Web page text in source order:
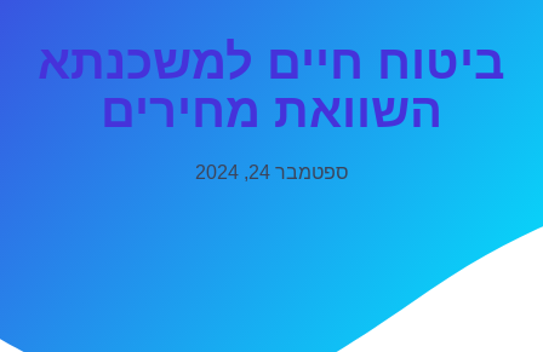
ביטוח חיים למשכנתא
השוואת מחירים
ספטמבר 24, 2024